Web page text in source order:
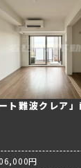
ト難波クレア
円